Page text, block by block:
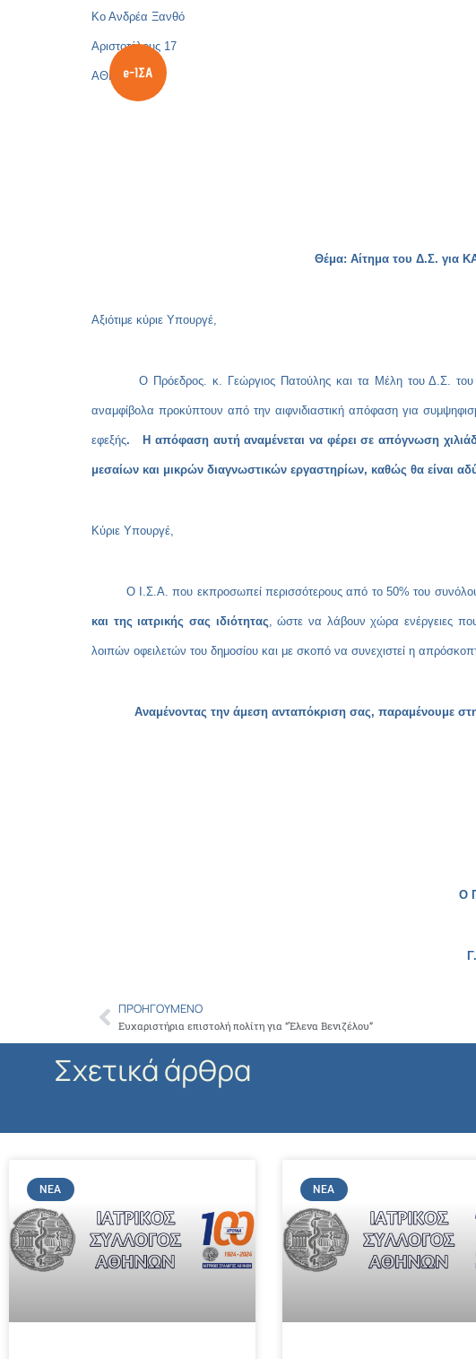
Κο Ανδρέα Ξανθό
Αριστοτέλους 17
ΑΘΗΝΑ
Θέμα: Αίτημα του Δ.Σ. για
Αξιότιμε κύριε Υπουργέ,
Ο Πρόεδρος. κ. Γεώργιος Πατούλης και τα Μέλη του Δ.Σ.
αναμφίβολα προκύπτουν από την αιφνιδιαστική απόφαση για
εφεξής. Η απόφαση αυτή αναμένεται να φέρει σε απόγνωση
μεσαίων και μικρών διαγνωστικών εργαστηρίων, καθώς θα είναι
Κύριε Υπουργέ,
Ο Ι.Σ.Α. που εκπροσωπεί περισσότερους από το 50% του
και της ιατρικής σας ιδιότητας, ώστε να λάβουν χώρα ενέργειες
λοιπών οφειλετών του δημοσίου και με σκοπό να συνεχιστεί η
Αναμένοντας την άμεση ανταπόκριση σας, παραμένουμε στη
Ο
Prev
ΠΡΟΗΓΟΎΜΕΝΟ
Ευχαριστήρια επιστολή πολίτη για “Έλενα Βενιζέλου”
Σχετικά άρθρα
ΝΈΑ ΝΈΑ